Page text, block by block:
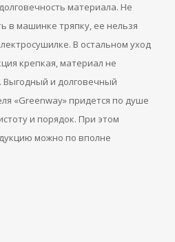
материала. Не
в машинке тряпку, ее нельзя
В остальном уход
крепкая, материал не
Выгодный и долговечный
«Greenway» придется по душе
и порядок. При этом
можно по вполне